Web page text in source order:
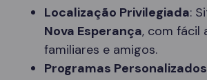
Localização Privilegiada:
Nova Esperança, com fácil
familiares e amigos.
Programas Personalizados